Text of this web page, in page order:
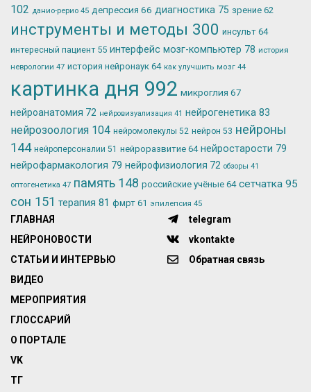
102 данио-рерио 45 депрессия 66 диагностика 75 зрение 62
инструменты и методы 300 инсульт 64
интересный пациент 55 интерфейс мозг-компьютер 78 история
неврологии 47 история нейронаук 64 как улучшить мозг 44
картинка дня 992 микроглия 67
нейроанатомия 72 нейровизуализация 41 нейрогенетика 83
нейрозоология 104 нейромолекулы 52 нейрон 53 нейроны
144 нейроперсоналии 51 нейроразвитие 64 нейростарости 79
нейрофармакология 79 нейрофизиология 72 обзоры 41
оптогенетика 47 память 148 российские учёные 64 сетчатка 95
сон 151 терапия 81 фмрт 61 эпилепсия 45
ГЛАВНАЯ
НЕЙРОНОВОСТИ
СТАТЬИ И ИНТЕРВЬЮ
ВИДЕО
МЕРОПРИЯТИЯ
ГЛОССАРИЙ
О ПОРТАЛЕ
VK
ТГ
telegram
vkontakte
Обратная связь